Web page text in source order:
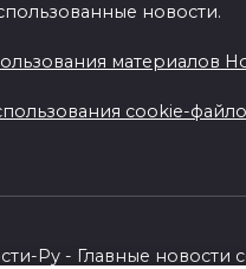
новости.
материалов
cookie-
Ру - Главные новости